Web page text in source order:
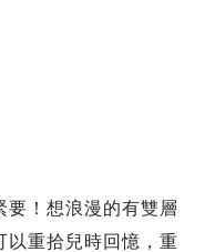
要！想浪漫的有雙層
以重拾兒時回憶，重